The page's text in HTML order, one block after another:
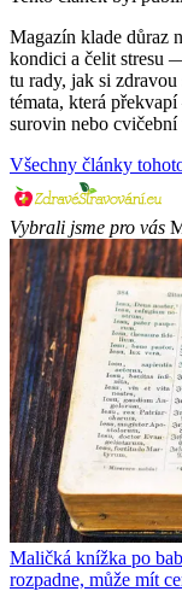
Magazín klade důraz
kondici a čelit stresu
tu rady, jak si zdravou
témata, která
surovin nebo
Všechny články
Vybrali jsme pro vás
Maličká knížka po
rozpadne, může mít